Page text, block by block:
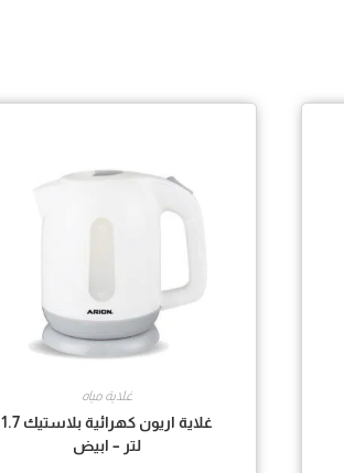
غلاية مياه
غلاية اريون كهرائية بلاستيك 1.7
لتر – ابيض